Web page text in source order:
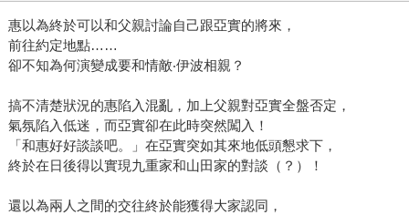
惠以為終於可以和父親討論自己跟亞實的將來，
前往約定地點……
卻不知為何演變成要和情敵‧伊波相親？
搞不清楚狀況的惠陷入混亂，加上父親對亞實全盤否定，
氣氛陷入低迷，而亞實卻在此時突然闖入！
「和惠好好談談吧。」在亞實突如其來地低頭懇求下，
終於在日後得以實現九重家和山田家的對談（？）！
還以為兩人之間的交往終於能獲得大家認同，